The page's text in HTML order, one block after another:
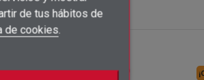
×
su lista de deseos.
de tus hábitos de
de cookies.